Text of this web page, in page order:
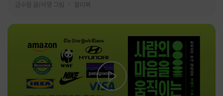
금수정 글/서영 그림 찰리북